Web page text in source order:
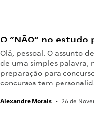
O “NÃO” no
Olá, pessoal. O assunto
de uma simples palavra,
preparação para
concursos tem
Alexandre Morais • 26 de